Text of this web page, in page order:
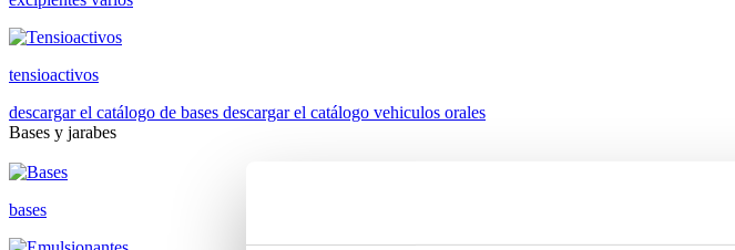
tensioactivos
descargar el catálogo de bases descargar el catálogo vehiculos orales
Bases y jarabes
bases